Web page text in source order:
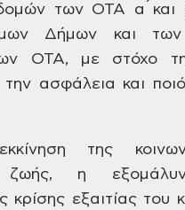
των ΟΤΑ α ́και
Δήμων και των
ΟΤΑ, με στόχο τη
την ασφάλεια και
της
ζωής, η
κρίσης εξαιτίας του